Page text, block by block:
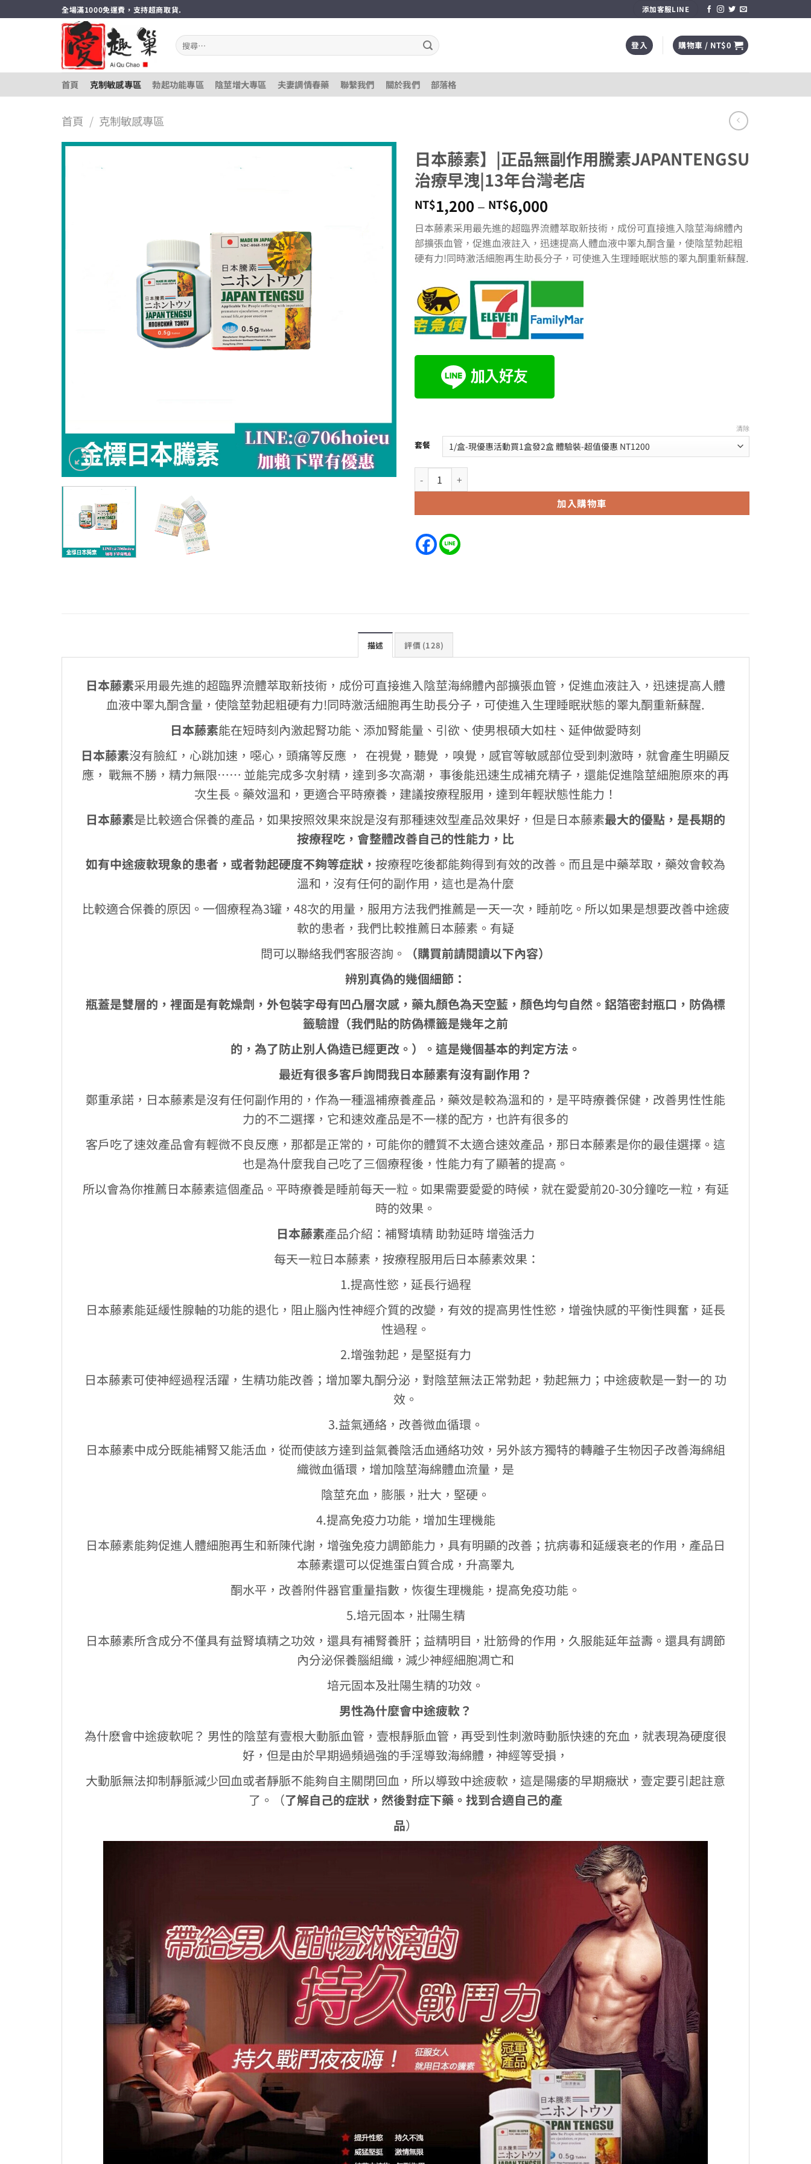
轉
全場滿1000免運費，支持超商取貨. 添加客服LINE
搜
尋
鍵
字:
登入 購物車 / NT$0
首頁 克制敏感專區 勃起功能專區 陰莖增大專區 夫妻調情春藥 聯繫我們 關於我們 部落格
首頁 / 克制敏感專區
日本藤素】|正品無副作用騰素JAPANTENGSU
治療早洩|13年台灣老店
NT$1,200 – NT$6,000
格
範
圍：
NT$1,200
到
日本藤素采用最先進的超臨界流體萃取新技術，成份可直接進入陰莖海綿體內
部擴張血管，促進血液註入，迅速提高人體血液中睪丸酮含量，使陰莖勃起粗
硬有力!同時激活細胞再生助長分子，可使進入生理睡眠狀態的睪丸酮重新蘇醒.
套餐
清除
日本藤素】|正品無副作用騰素JAPANTENGSU治療早洩|13年台灣老店 數量
加入購物車
描述 評價 (128)
日本藤素采用最先進的超臨界流體萃取新技術，成份可直接進入陰莖海綿體內部擴張血管，促進血液註入，迅速提高人體
血液中睪丸酮含量，使陰莖勃起粗硬有力!同時激活細胞再生助長分子，可使進入生理睡眠狀態的睪丸酮重新蘇醒.
日本藤素能在短時刻內激起腎功能、添加腎能量、引欲、使男根碩大如柱、延伸做愛時刻
日本藤素沒有臉紅，心跳加速，噁心，頭痛等反應 ， 在視覺，聽覺 ，嗅覺，感官等敏感部位受到刺激時，就會產生明顯反
應， 戰無不勝，精力無限…… 並能完成多次射精，達到多次高潮， 事後能迅速生成補充精子，還能促進陰莖細胞原來的再
次生長。藥效溫和，更適合平時療養，建議按療程服用，達到年輕狀態性能力！
日本藤素是比較適合保養的產品，如果按照效果來說是沒有那種速效型產品效果好，但是日本藤素最大的優點，是長期的
按療程吃，會整體改善自己的性能力，比
如有中途疲軟現象的患者，或者勃起硬度不夠等症狀， 按療程吃後都能夠得到有效的改善。而且是中藥萃取，藥效會較為
溫和，沒有任何的副作用，這也是為什麼
比較適合保養的原因。一個療程為3罐，48次的用量，服用方法我們推薦是一天一次，睡前吃。所以如果是想要改善中途疲
軟的患者，我們比較推薦日本藤素。有疑
問可以聯絡我們客服咨詢。
（購買前請閱讀以下內容）
辨別真偽的幾個細節：
瓶蓋是雙層的，裡面是有乾燥劑，外包裝字母有凹凸層次感，藥丸顏色為天空藍，顏色均勻自然。鋁箔密封瓶口，防偽標
籤驗證（我們貼的防偽標籤是幾年之前
的，為了防止別人偽造已經更改。）。這是幾個基本的判定方法。
最近有很多客戶詢問我日本藤素有沒有副作用？
鄭重承諾，日本藤素是沒有任何副作用的，作為一種溫補療養產品，藥效是較為溫和的，是平時療養保健，改善男性性能
力的不二選擇，它和速效產品是不一樣的配方，也許有很多的
客戶吃了速效產品會有輕微不良反應，那都是正常的，可能你的體質不太適合速效產品，那日本藤素是你的最佳選擇。這
也是為什麼我自己吃了三個療程後，性能力有了顯著的提高。
所以會為你推薦日本藤素這個產品。平時療養是睡前每天一粒。如果需要愛愛的時候，就在愛愛前20-30分鐘吃一粒，有延
時的效果。
日本藤素產品介紹：補腎填精 助勃延時 增強活力
每天一粒日本藤素，按療程服用后日本藤素效果：
1.提高性慾，延長行過程
日本藤素能延緩性腺軸的功能的退化，阻止腦內性神經介質的改變，有效的提高男性性慾，增強快感的平衡性興奮，延長
性過程。
2.增強勃起，是堅挺有力
日本藤素可使神經過程活躍，生精功能改善；增加睪丸酮分泌，對陰莖無法正常勃起，勃起無力；中途疲軟是一對一的 功
效。
3.益氣通絡，改善微血循環。
日本藤素中成分既能補腎又能活血，從而使該方達到益氣養陰活血通絡功效，另外該方獨特的轉離子生物因子改善海綿組
織微血循環，增加陰莖海綿體血流量，是
陰莖充血，膨脹，壯大，堅硬。
4.提高免疫力功能，增加生理機能
日本藤素能夠促進人體細胞再生和新陳代謝，增強免疫力調節能力，具有明顯的改善；抗病毒和延緩衰老的作用，產品日
本藤素還可以促進蛋白質合成，升高睪丸
酮水平，改善附件器官重量指數，恢復生理機能，提高免疫功能。
5.培元固本，壯陽生精
日本藤素所含成分不僅具有益腎填精之功效，還具有補腎養肝；益精明目，壯筋骨的作用，久服能延年益壽。還具有調節
內分泌保養腦組織，減少神經細胞凋亡和
培元固本及壯陽生精的功效。
男性為什麼會中途疲軟？
為什麽會中途疲軟呢？ 男性的陰莖有壹根大動脈血管，壹根靜脈血管，再受到性刺激時動脈快速的充血，就表現為硬度很
好，但是由於早期過頻過強的手淫導致海綿體，神經等受損，
大動脈無法抑制靜脈減少回血或者靜脈不能夠自主關閉回血，所以導致中途疲軟，這是陽痿的早期癥狀，壹定要引起註意
了。（了解自己的症狀，然後對症下藥。找到合適自己的產
品）